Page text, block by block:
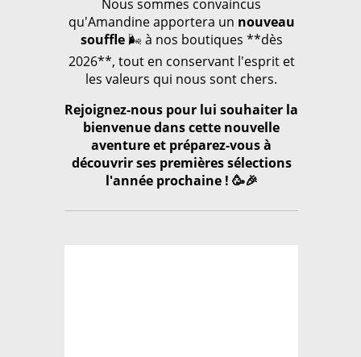
Nous sommes convaincus
qu'Amandine apportera un nouveau
souffle🌬️ à nos boutiques **dès
2026**, tout en conservant l'esprit et
les valeurs qui nous sont chers.
Rejoignez-nous pour lui souhaiter la
bienvenue dans cette nouvelle
aventure et préparez-vous à
découvrir ses premières sélections
l'année prochaine ! 🥳🎉